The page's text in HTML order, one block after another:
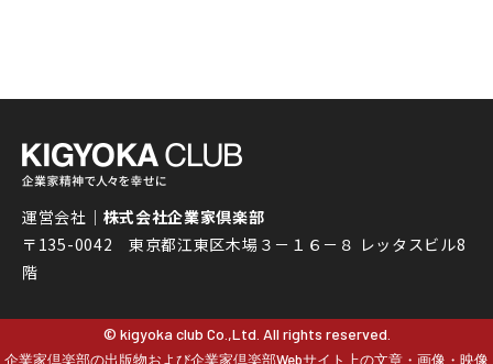
運営会社｜ 株式会社企業家倶楽部
〒135-0042 東京都江東区木場３－１６－８ レッタスビル8
階
© kigyoka club Co.,Ltd. All rights reserved.
企業家倶楽部の出版物および企業家倶楽部Webサイト上の文章・画像・映像